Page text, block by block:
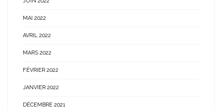
MAI 2022
AVRIL 2022
MARS 2022
FÉVRIER 2022
JANVIER 2022
DÉCEMBRE 2021